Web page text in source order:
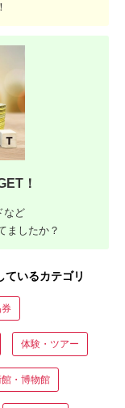
！
など
ましたか？
ているカテゴリ
体験・ツアー
・博物館